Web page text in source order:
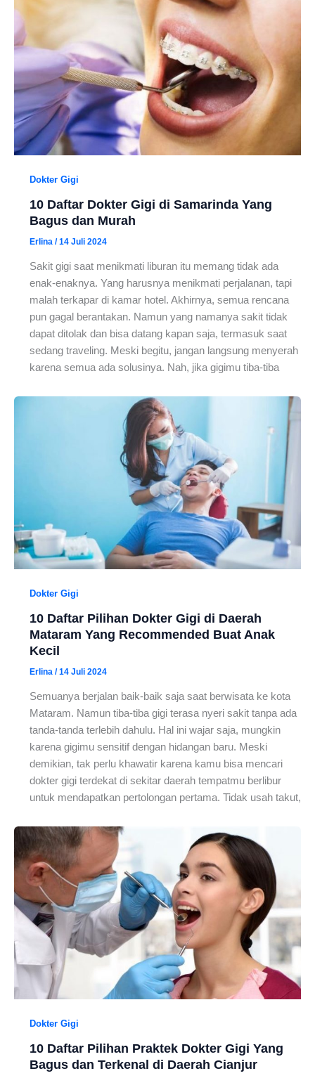
Dokter Gigi
10 Daftar Dokter Gigi di Samarinda Yang
Bagus dan Murah
Erlina /14 Juli 2024
Sakit gigi saat menikmati liburan itu memang tidak ada
enak-enaknya. Yang harusnya menikmati perjalanan, tapi
malah terkapar di kamar hotel. Akhirnya, semua rencana
pun gagal berantakan. Namun yang namanya sakit tidak
dapat ditolak dan bisa datang kapan saja, termasuk saat
sedang traveling. Meski begitu, jangan langsung menyerah
karena semua ada solusinya. Nah, jika gigimu tiba-tiba
Dokter Gigi
10 Daftar Pilihan Dokter Gigi di Daerah
Mataram Yang Recommended Buat Anak
Kecil
Erlina /14 Juli 2024
Semuanya berjalan baik-baik saja saat berwisata ke kota
Mataram. Namun tiba-tiba gigi terasa nyeri sakit tanpa ada
tanda-tanda terlebih dahulu. Hal ini wajar saja, mungkin
karena gigimu sensitif dengan hidangan baru. Meski
demikian, tak perlu khawatir karena kamu bisa mencari
dokter gigi terdekat di sekitar daerah tempatmu berlibur
untuk mendapatkan pertolongan pertama. Tidak usah takut,
Dokter Gigi
10 Daftar Pilihan Praktek Dokter Gigi Yang
Bagus dan Terkenal di Daerah Cianjur